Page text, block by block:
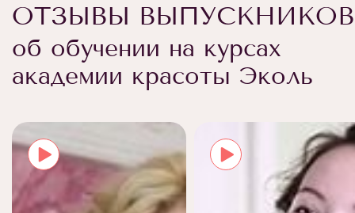
ОТЗЫВЫ ВЫПУСКНИКОВ
об обучении на курсах
академии красоты Эколь